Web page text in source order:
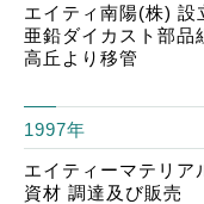
エイティ南陽(株) 設
亜鉛ダイカスト部品
高丘より移管
1997年
エイティーマテリ
資材 調達及び販売